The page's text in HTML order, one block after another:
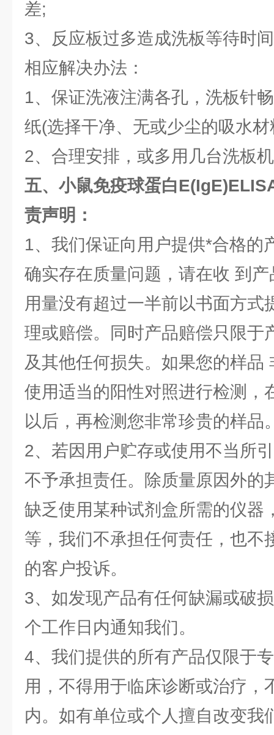
差;
3、反应板过多造成洗板等待时
相应解决办法：
1、保证洗液注满各孔，洗板针
纸(选择干净、无或少尘的吸水
2、合理安排，或多用几台洗板
五、小鼠免疫球蛋白
责声明：
1、我们保证向用户提供*合格的
确实存在质量问题，请在收 到
用量没有超过一半前以书面方式
理或赔偿。同时产品赔偿只限于
及其他任何损失。如果您的样品
使用适当的阳性对照进行检测，
以后，再检测您非常珍贵的样品
2、若因用户贮存或使用不当所
不予承担责任。除质量原因外的
缺乏使用某种试剂盒所需的仪器
等，我们不承担任何责任，也不
的客户投诉。
3、如发现产品有任何缺漏或破
个工作日内通知我们。
4、我们提供的所有产品仅限于
用，不得用于临床诊断或治疗，
内。如有单位或个人擅自改变我